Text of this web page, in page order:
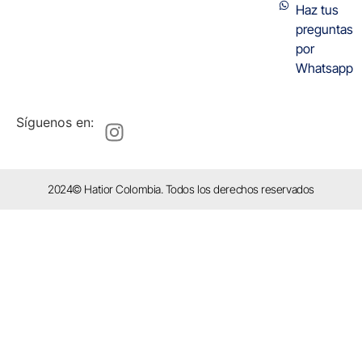
Haz tus
preguntas
por
Whatsapp
Síguenos en:
2024© Hatior Colombia. Todos los derechos reservados